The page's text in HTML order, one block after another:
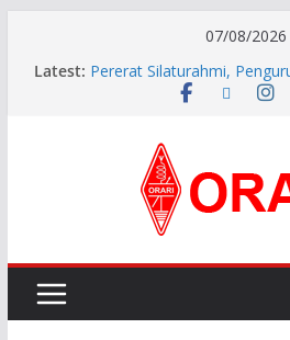
07/08/2026
Latest: Pererat Silaturahmi,
Audiensi dan Siap
Preparatory Group for WRC-
Aftiyedi Dalimunthe
Lokal Bengkalis
Ketua Orari Daerah Riau
Riau Beserta Jajaran Hadiri